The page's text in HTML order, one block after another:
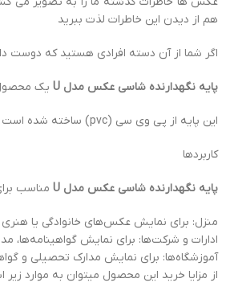
هم از دیدن این خاطرات لذت ببرید
اگر شما از آن دسته افرادی هستید که دوست
پایه نگهدارنده شاسی عکس مدل U یک
این پایه از پی وی سی (pvc) ساخته شده است که به آن استحکام و دوام می‌بخشد. همچنین طراحی مدل U باعث می‌شود که قاب عکس به راحتی در آن قرار گیرد و به صورت ایستاده نمایش داده شود.
کاربردها
پایه نگهدارنده شاسی عکس مدل U مناسب
منزل: برای نمایش عکس‌های خانوادگی یا هنری
ادارات و شرکت‌ها: برای نمایش گواهینامه‌ها،
آموزشگاه‌ها: برای نمایش مدارک تحصیلی و
از مزایا خرید این محصول میتوان به موارد زیر